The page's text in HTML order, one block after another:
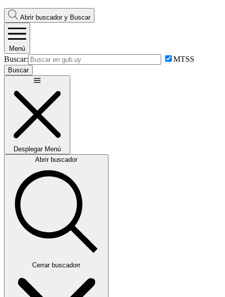
Abrir buscador y Buscar
Menú
Buscar: MTSS
Buscar
Desplegar Menú
Abrir buscador
Cerrar buscadorr